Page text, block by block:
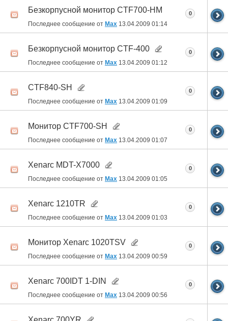
Безкорпусной монитор CTF700-HM
Последнее сообщение от Max 13.04.2009 01:14
0
Безкорпусной монитор CTF-400
Последнее сообщение от Max 13.04.2009 01:12
0
CTF840-SH
Последнее сообщение от Max 13.04.2009 01:09
0
Монитор CTF700-SH
Последнее сообщение от Max 13.04.2009 01:07
0
Xenarc MDT-X7000
Последнее сообщение от Max 13.04.2009 01:05
0
Xenarc 1210TR
Последнее сообщение от Max 13.04.2009 01:03
0
Монитор Xenarc 1020TSV
Последнее сообщение от Max 13.04.2009 00:59
0
Xenarc 700IDT 1-DIN
Последнее сообщение от Max 13.04.2009 00:56
0